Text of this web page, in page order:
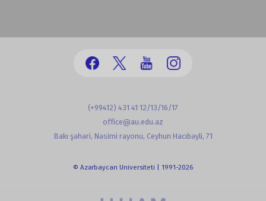
(+99412) 431 41 12/13/16/17
office@au.edu.az
Bakı şəhəri, Nəsimi rayonu, Ceyhun Hacıbəyli, 71
© Azərbaycan Universiteti | 1991-2026